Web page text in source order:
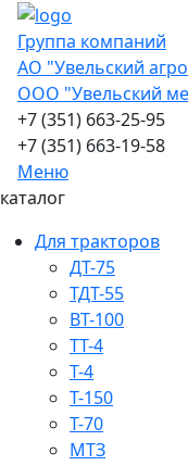
Группа компаний
АО "Увельский
ООО "Увельский
+7 (351) 663-25-95
+7 (351) 663-19-58
Меню
каталог
Для тракторов
ДТ-75
ТДТ-55
ВТ-100
ТТ-4
Т-4
Т-150
Т-70
МТЗ